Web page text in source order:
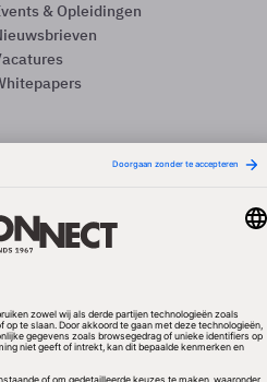
& Opleidingen